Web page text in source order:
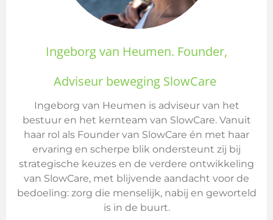
Ingeborg van Heumen. Founder,
Adviseur beweging SlowCare
Ingeborg van Heumen is adviseur van het
bestuur en het kernteam van SlowCare. Vanuit
haar rol als Founder van SlowCare én met haar
ervaring en scherpe blik ondersteunt zij bij
strategische keuzes en de verdere ontwikkeling
van SlowCare, met blijvende aandacht voor de
bedoeling: zorg die menselijk, nabij en geworteld
is in de buurt.